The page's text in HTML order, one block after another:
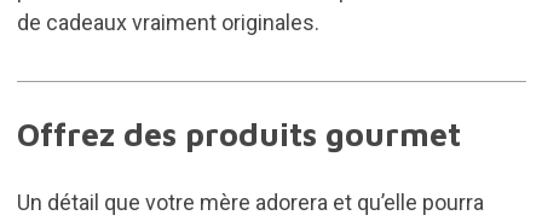
de cadeaux vraiment originales.
Offrez des produits gourmet
Un détail que votre mère adorera et qu’elle pourra